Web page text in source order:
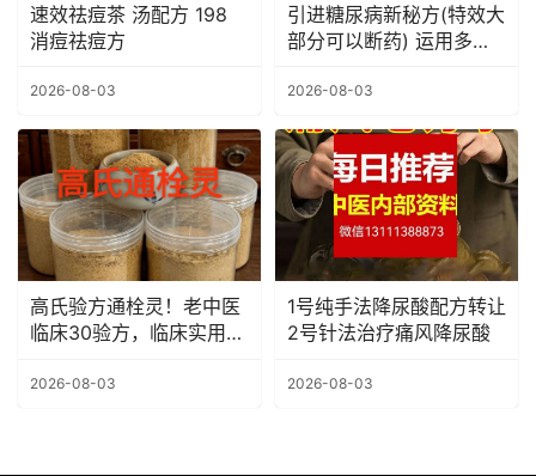
速效祛痘茶 汤配方 198
消痘祛痘方
2026-08-03
引进糖尿病新秘方(特效大
部分可以断药) 运用多
药的几乎都可以治愈！
2026-08-03
高氏验方通栓灵！老中医
临床30验方，临床实用技
2026-08-03
1号纯手法降尿酸配方转让
2号针法治疗痛风降尿酸
2026-08-03